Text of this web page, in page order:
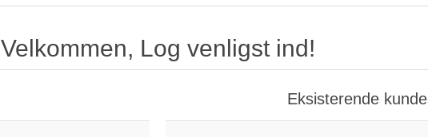
Velkommen, Log venligst ind!
Eksisterende kunde